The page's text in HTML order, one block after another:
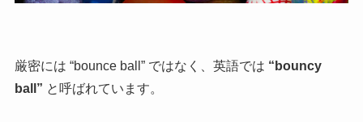
厳密には “bounce ball” ではなく、英語では “bouncy
ball” と呼ばれています。